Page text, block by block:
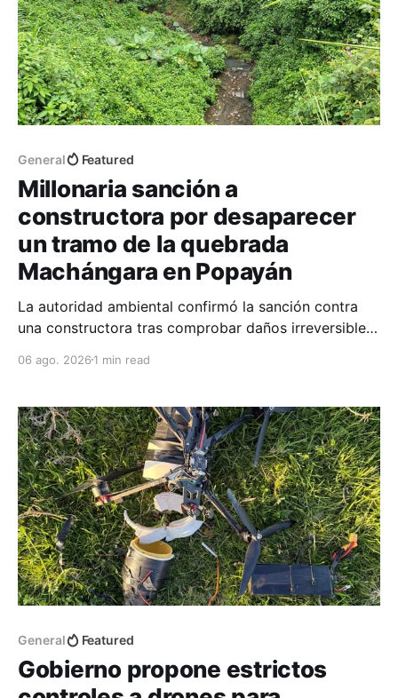
General Featured
Millonaria sanción a
constructora por desaparecer
un tramo de la quebrada
Machángara en Popayán
La autoridad ambiental confirmó la sanción contra
una constructora tras comprobar daños irreversibles
autorizada de un árbol.
06 ago. 2026 1 min read
General Featured
Gobierno propone estrictos